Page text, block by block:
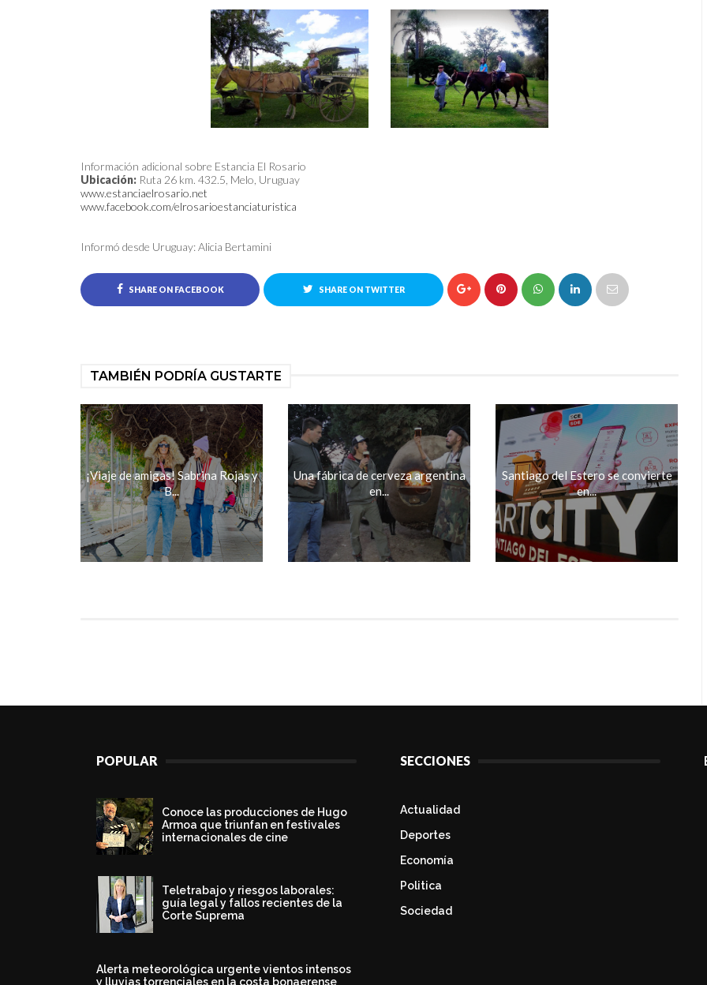
Información adicional sobre Estancia El Rosario
Ubicación: Ruta 26 km. 432.5, Melo, Uruguay
www.estanciaelrosario.net
www.facebook.com/elrosarioestanciaturistica
Informó desde Uruguay: Alicia Bertamini
SHARE ON FACEBOOK SHARE ON TWITTER
TAMBIÉN PODRÍA GUSTARTE
¡Viaje de amigas! Sabrina Rojas y
B...
Una fábrica de cerveza argentina
en...
Santiago del Estero se convierte
en...
POPULAR
Conoce las producciones de Hugo
Armoa que triunfan en festivales
internacionales de cine
Teletrabajo y riesgos laborales:
guía legal y fallos recientes de la
Corte Suprema
Alerta meteorológica urgente vientos intensos
y lluvias torrenciales en la costa bonaerense
SECCIONES
Actualidad
Deportes
Economía
Politica
Sociedad